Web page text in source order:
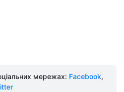
мережах: Facebook,